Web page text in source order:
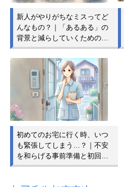
新人がやりがちなミスってど
んなもの？｜「あるある」の
背景と減らしていくための…
初めてのお宅に行く時、いつ
も緊張してしまう…？｜不安
を和らげる事前準備と初回…